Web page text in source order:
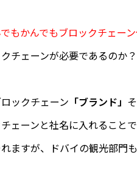
もかんでもブロックチェー
チェーンが必要であるのか
ックチェーン 「ブランド」
ェーンと社名に入れること
ますが、ドバイの観光部門